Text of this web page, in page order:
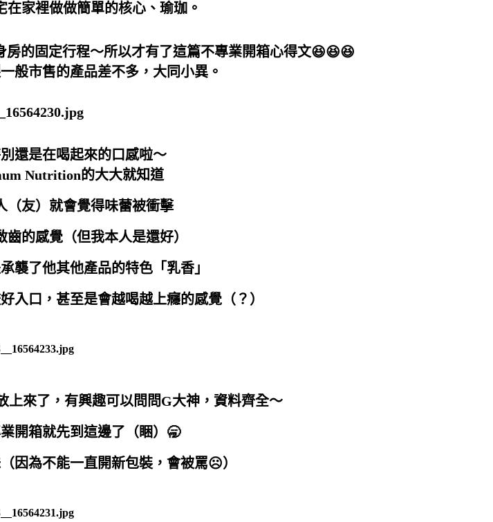
在家裡做做簡單的核心、瑜珈。
的固定行程～所以才有了這篇不專業開箱心得文😆😆😆
般市售的產品差不多，大同小異。
還是在喝起來的口感啦～
Nutrition的大大就知道
（友）就會覺得味蕾被衝擊
的感覺（但我本人是還好）
襲了他其他產品的特色「乳香」
入口，甚至是會越喝越上癮的感覺（？）
上來了，有興趣可以問問G大神，資料齊全～
開箱就先到這邊了（睏）🥱
因為不能一直開新包裝，會被罵☹️）